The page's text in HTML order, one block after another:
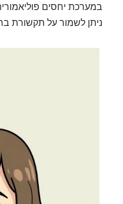
במערכת יחסים
ניתן לשמור על תקשורת